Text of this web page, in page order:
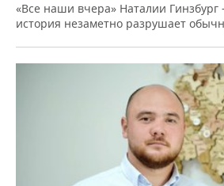
«Все наши вчера» Наталии Гинзбург
история незаметно разрушает